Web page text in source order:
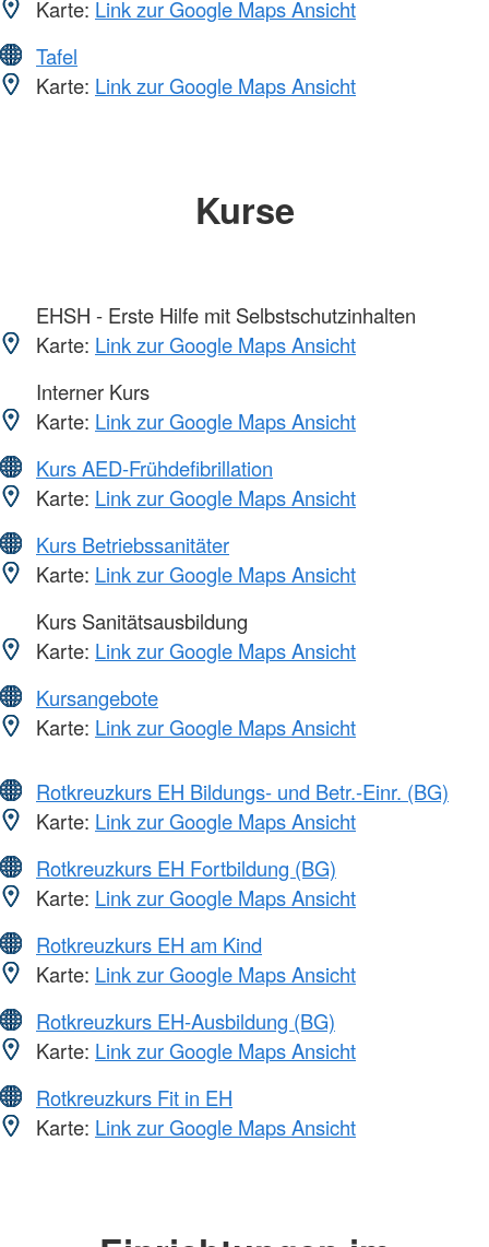
Karte: Link zur Google Maps Ansicht
Tafel
Karte: Link zur Google Maps Ansicht
Kurse
EHSH - Erste Hilfe mit Selbstschutzinhalten
Karte: Link zur Google Maps Ansicht
Interner Kurs
Karte: Link zur Google Maps Ansicht
Kurs AED-Frühdefibrillation
Karte: Link zur Google Maps Ansicht
Kurs Betriebssanitäter
Karte: Link zur Google Maps Ansicht
Kurs Sanitätsausbildung
Karte: Link zur Google Maps Ansicht
Kursangebote
Karte: Link zur Google Maps Ansicht
Rotkreuzkurs EH Bildungs- und Betr.-Einr. (BG)
Karte: Link zur Google Maps Ansicht
Rotkreuzkurs EH Fortbildung (BG)
Karte: Link zur Google Maps Ansicht
Rotkreuzkurs EH am Kind
Karte: Link zur Google Maps Ansicht
Rotkreuzkurs EH-Ausbildung (BG)
Karte: Link zur Google Maps Ansicht
Rotkreuzkurs Fit in EH
Karte: Link zur Google Maps Ansicht